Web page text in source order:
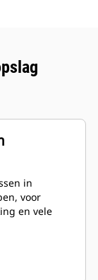
in
voor
en vele